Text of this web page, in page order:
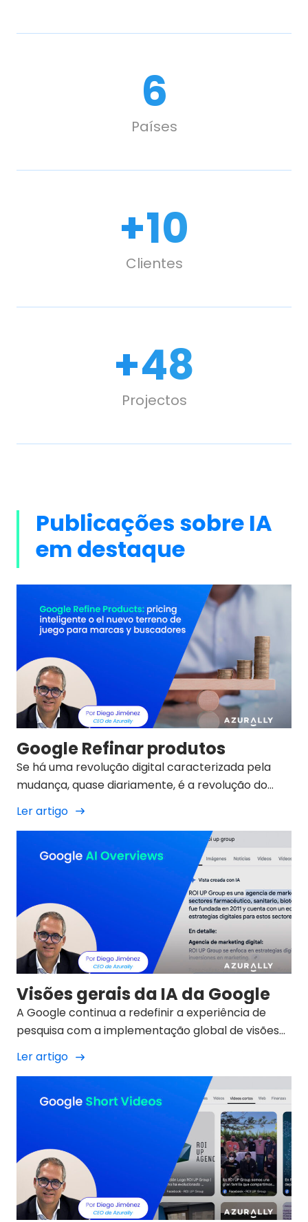
6
Países
10
+
Clientes
50
+
Projectos
Publicações sobre IA
em destaque
Google Refinar produtos
Se há uma revolução digital caracterizada pela
mudança, quase diariamente, é a revolução do
Ler artigo
Visões gerais da IA da Google
A Google continua a redefinir a experiência de
pesquisa com a implementação global de visões
gerais de IA
Ler artigo